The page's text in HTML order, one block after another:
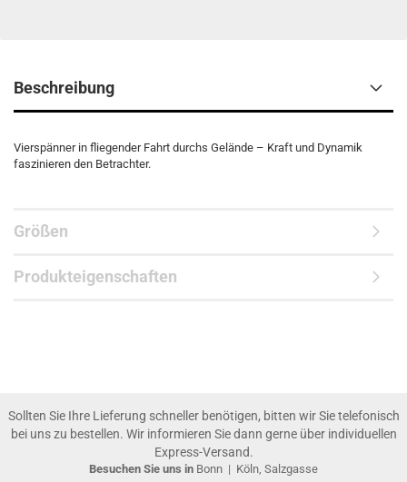
Beschreibung
Vierspänner in fliegender Fahrt durchs Gelände – Kraft und Dynamik
faszinieren den Betrachter.
Größen
Produkteigenschaften
Sollten Sie Ihre Lieferung schneller benötigen, bitten wir Sie telefonisch
bei uns zu bestellen. Wir informieren Sie dann gerne über individuellen
Express-Versand.
Besuchen Sie uns in Bonn | Köln, Salzgasse